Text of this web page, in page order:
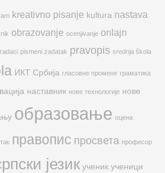
kreativno pisanje kultura nastava
obrazovanje ocenjivanje onlajn
pismeni zadatak pravopis srednja škola
ИКТ Србија гласовне промене граматика
наставник нове технологије нове
образовање оцена
правопис просвета професор
језик ученик ученици